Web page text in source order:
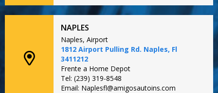
NAPLES
Naples, Airport
1812 Airport Pulling Rd. Naples, Fl
3411212
Frente a Home Depot
Tel: (239) 319-8548
Email: Naplesfl@amigosautoins.com